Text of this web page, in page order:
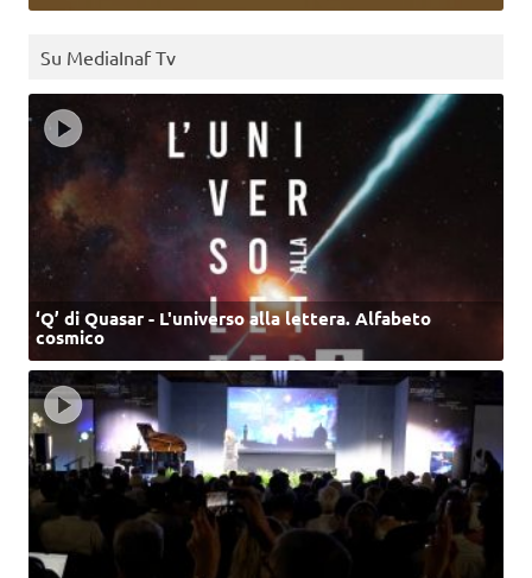
Su MediaInaf Tv
‘Q’ di Quasar - L'universo alla lettera. Alfabeto
cosmico